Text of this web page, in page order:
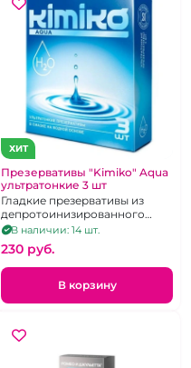
ХИТ
Презервативы "Kimiko" Aqua
ультратонкие 3 шт
Гладкие презервативы из
депротоинизированного
латекса,
В наличии: 14 шт.
230 pуб.
В корзину